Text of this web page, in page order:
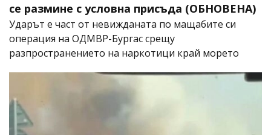
се размине с условна присъда (ОБНОВЕНА)
Ударът е част от невижданата по мащабите си
операция на ОДМВР-Бургас срещу
разпространението на наркотици край морето